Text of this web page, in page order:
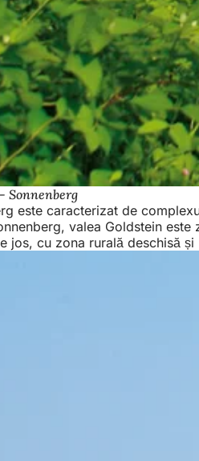
Sonnenberg
este caracterizat de
valea Goldstein
jos, cu zona rurală deschisă și